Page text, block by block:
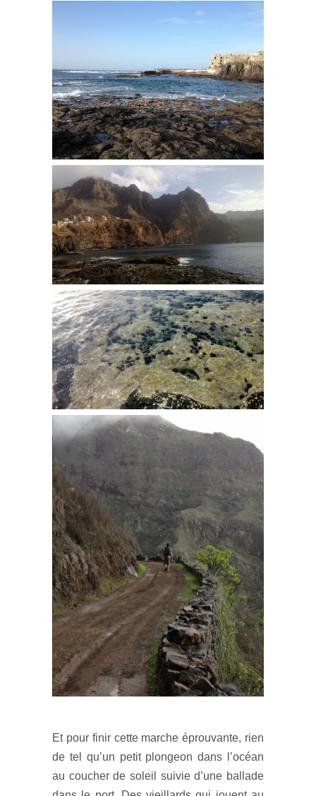
Et pour finir cette marche éprouvante, rien
de tel qu’un petit plongeon dans l’océan
au coucher de soleil suivie d’une ballade